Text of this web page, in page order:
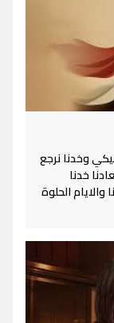
وخدنا نرجع
خدنا
الحلوة